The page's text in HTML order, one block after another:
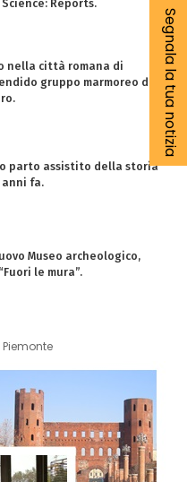
Reports.
nella città romana di
gruppo marmoreo di
parto assistito della storia
fa.
Museo archeologico,
le mura”.
Segnala la tua notizia